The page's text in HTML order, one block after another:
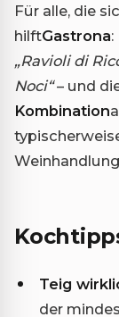
Für alle, die
hilftGastrona
„Ravioli di
Noci“– und
Kombination
Teig
der